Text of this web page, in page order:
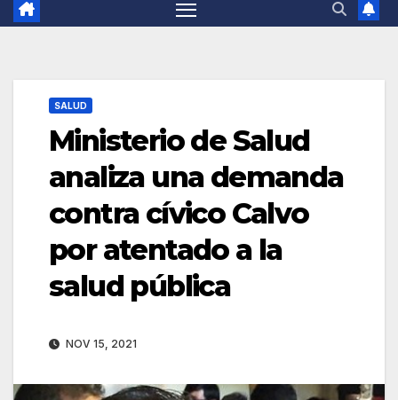
SALUD
Ministerio de Salud
analiza una demanda
contra cívico Calvo
por atentado a la
salud pública
NOV 15, 2021